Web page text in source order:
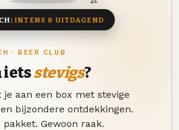
· BEER CLUB
ietsstevigs?
je aan een box met stevige
bijzondere ontdekkingen.
Gewoon raak.
INTENS & UITDAGEND